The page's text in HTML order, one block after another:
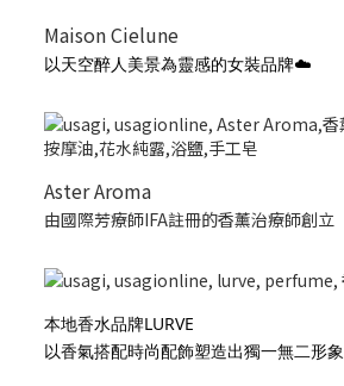
Maison Cielune
以天空醉人美景為靈感的女裝品牌☁️
Aster Aroma
由國際芳療師IFA註冊的香薰治療師創立
本地香水品牌LURVE
以香氣搭配時尚配飾塑造出獨一無二形象